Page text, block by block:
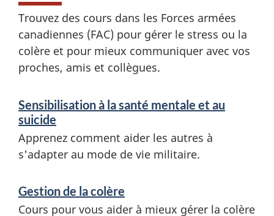
sondage
du
site
web,
Trouvez des cours dans les Forces armées
canadiennes (FAC) pour gérer le stress ou la
colère et pour mieux communiquer avec vos
proches, amis et collègues.
e
r
v
i
c
Sensibilisation à la santé mentale et au
suicide
Apprenez comment aider les autres à
s'adapter au mode de vie militaire.
Gestion de la colère
Cours pour vous aider à mieux gérer la colère